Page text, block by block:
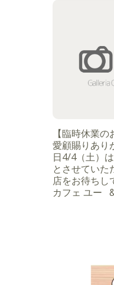
【臨時休業
愛顧賜りあり
日4/4（土）
とさせていた
店をお待ち
カフェ ユー